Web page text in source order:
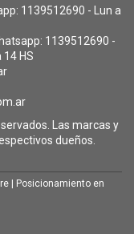
1139512690 - Lun a
1139512690 -
14 HS
Las marcas y
dueños.
| Posicionamiento en